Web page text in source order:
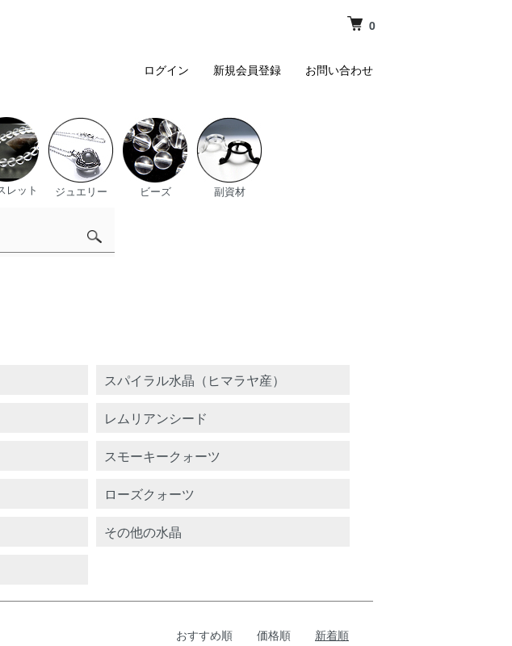
0
ログイン 新規会員登録 お問い合わせ
レット ジュエリー ビーズ 副資材
スパイラル水晶（ヒマラヤ産）
レムリアンシード
スモーキークォーツ
ローズクォーツ
その他の水晶
おすすめ順 価格順 新着順